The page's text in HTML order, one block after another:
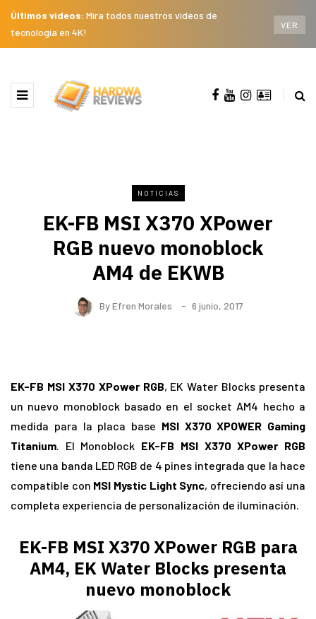
Últimos videos: Mira todos nuestros videos de
tecnología en 4K!
VER
NOTICIAS
EK-FB MSI X370 XPower
RGB nuevo monoblock
AM4 de EKWB
ByEfren Morales 6 junio, 2017
EK-FB MSI X370 XPower RGB, EK Water Blocks presenta
un nuevo monoblock basado en el socket AM4 hecho a
medida para la placa base MSI X370 XPOWER Gaming
Titanium. El Monoblock EK-FB MSI X370 XPower RGB
tiene una banda LED RGB de 4 pines integrada que la hace
compatible con MSI Mystic Light Sync, ofreciendo así una
completa experiencia de personalización de iluminación.
EK-FB MSI X370 XPower RGB para
AM4, EK Water Blocks presenta
nuevo monoblock